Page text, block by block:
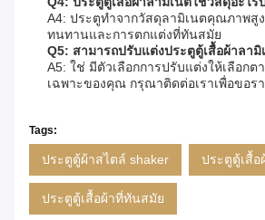
A4: ประตูทำจากวัสดุลามิเนตคุณภาพสู
ทนทานและการตกแต่งที่ทันสมัย
Q5: สามารถปรับแต่งประตูตู้เสื้อผ้าลามิ
A5: ใช่ มีตัวเลือกการปรับแต่งให้เลือกต
เฉพาะของคุณ กรุณาติดต่อเราเพื่อขอรา
Tags:
ประตูตู้ผ้าสไตล์ shaker ประตูตู้เสื้อ
ประตูตู้เสื้อผ้าที่ทันสมัย